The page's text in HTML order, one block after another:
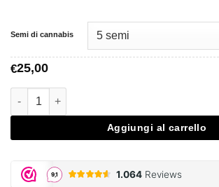
Semi di cannabis
€25,00
La Blanca Gold - Vision Seeds quantità
Aggiungi al carrello